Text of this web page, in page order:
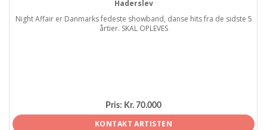
Haderslev
Night Affair er Danmarks fedeste showband, danse hits fra de sidste 5
årtier. SKAL OPLEVES
Pris: Kr. 70.000
KONTAKT ARTISTEN